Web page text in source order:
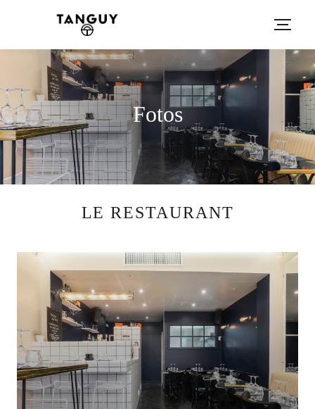
Fotos
LE RESTAURANT